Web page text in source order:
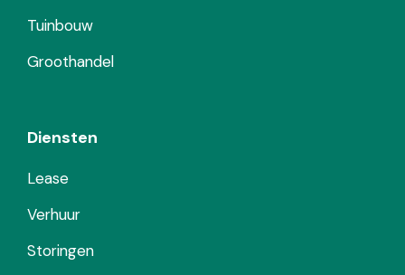
Tuinbouw
Groothandel
Diensten
Lease
Verhuur
Storingen